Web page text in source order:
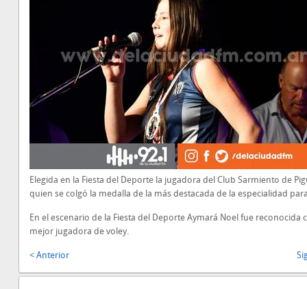
Elegida en la Fiesta del Deporte la jugadora del Club Sarmiento de
quien se colgó la medalla de la más destacada de la especialidad
En el escenario de la Fiesta del Deporte Aymará Noel fue reconocida
mejor jugadora de voley.
< Anterior